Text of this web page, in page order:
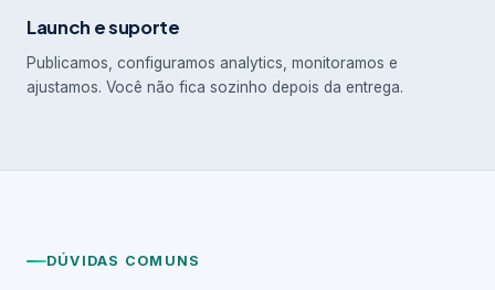
Launch e suporte
Publicamos, configuramos analytics, monitoramos e
ajustamos. Você não fica sozinho depois da entrega.
DÚVIDAS COMUNS